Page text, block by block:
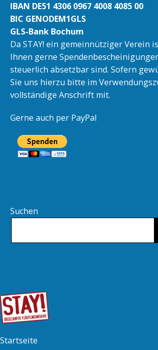
IBAN DE51 4306 0967 4008 4085 00
BIC GENODEM1GLS
GLS-Bank Bochum
Da STAY! ein gemeinnütziger Verein
Ihnen gerne
steuerlich absetzbar sind. Sofern
Sie uns hierzu bitte im
vollständige Anschrift mit.
Gerne auch per PayPal
Suchen
Startseite